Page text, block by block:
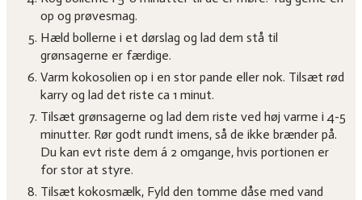
op og prøvesmag.
Hæld bollerne i et dørslag og lad dem stå til
grønsagerne er færdige.
Varm kokosolien op i en stor pande eller nok. Tilsæt rød
karry og lad det riste ca 1 minut.
Tilsæt grønsagerne og lad dem riste ved høj varme i 4-5
minutter. Rør godt rundt imens, så de ikke brænder på.
Du kan evt riste dem á 2 omgange, hvis portionen er
for stor at styre.
Tilsæt kokosmælk, Fyld den tomme dåse med vand